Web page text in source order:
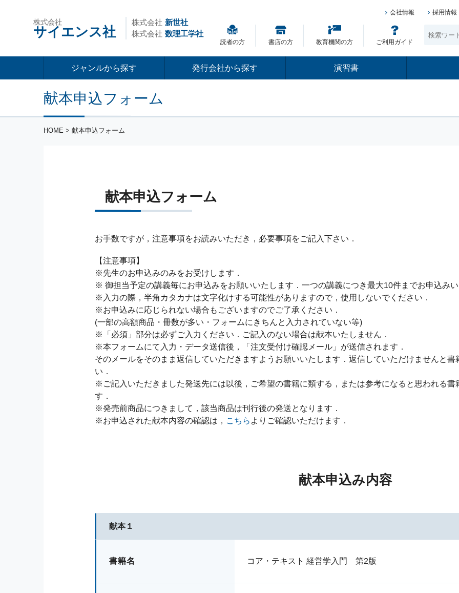
株式会社
サイエンス社
株式会社 新世社
株式会社 数理工学社
会社情報 採用情報
読者の方 書店の方 教育機関の方 ご利用ガイド
ジャンルから探す 発行会社から探す 演習書
献本申込フォーム
HOME > 献本申込フォーム
献本申込フォーム
お手数ですが，注意事項をお読みいただき，必要事項をご記入下さい．
【注意事項】
※先生のお申込みのみをお受けします．
※ 御担当予定の講義毎にお申込みをお願いいたします．一つの講義につき最大10件までお申込み
※入力の際，半角カタカナは文字化けする可能性がありますので，使用しないでください．
※お申込みに応じられない場合もございますのでご了承ください．
(一部の高額商品・冊数が多い・フォームにきちんと入力されていない等)
※「必須」部分は必ずご入力ください．ご記入のない場合は献本いたしません．
※本フォームにて入力・データ送信後，「注文受付け確認メール」が送信されます．
そのメールをそのまま返信していただきますようお願いいたします．返信していただけませんと
い．
※ご記入いただきました発送先には以後，ご希望の書籍に類する，または参考になると思われる
す．
※発売前商品につきまして，該当商品は刊行後の発送となります．
※お申込された献本内容の確認は， こちら よりご確認いただけます．
献本申込み内容
献本１
書籍名 コア・テキスト 経営学入門 第2版